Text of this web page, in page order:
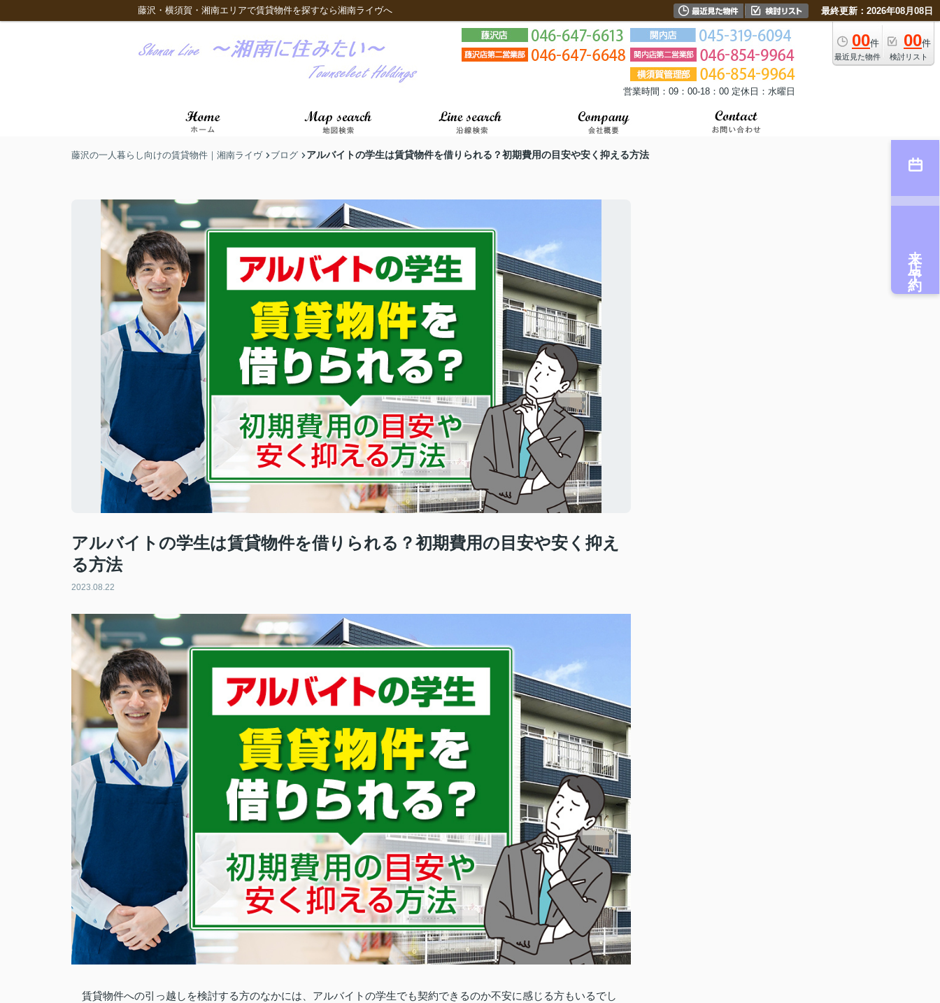
藤沢・横須賀・湘南エリアで賃貸物件を探すなら湘南ライヴへ 最終更新：2026年08月08日
00件
最近見た物件
00件
検討リスト
営業時間：09：00-18：00 定休日：水曜日
藤沢の一人暮らし向けの賃貸物件｜湘南ライヴ ブログ アルバイトの学生は賃貸物件を借りられる？初期費用の目安や安く抑える方法
アルバイトの学生は賃貸物件を借りられる？初期費用の目安や安く抑え
る方法
2023.08.22
賃貸物件への引っ越しを検討する方のなかには、アルバイトの学生でも契約できるのか不安に感じる方もいるでし
来店予約